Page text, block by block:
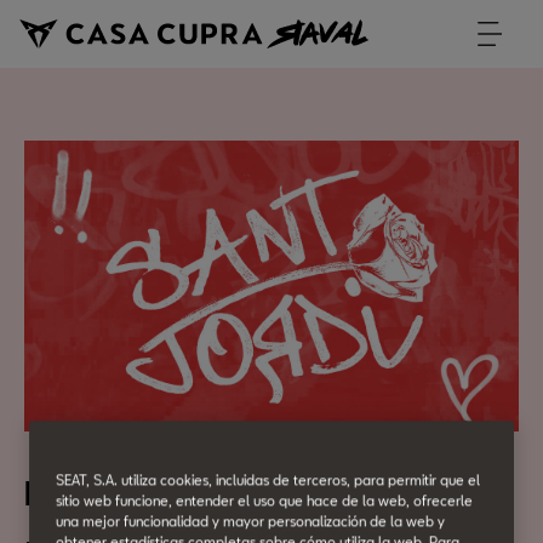
Libro x Libro
SEAT, S.A. utiliza cookies, incluidas de terceros, para permitir que el
sitio web funcione, entender el uso que hace de la web, ofrecerle
una mejor funcionalidad y mayor personalización de la web y